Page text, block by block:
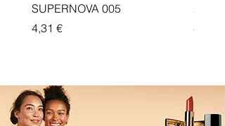
SUPERNOVA 005
Price
4,31 €
20
Price
4,33 €